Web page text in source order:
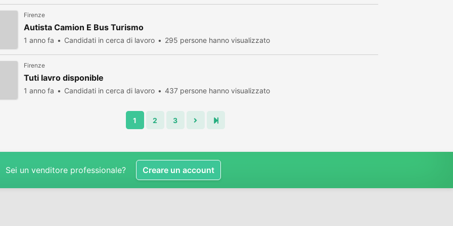
Firenze
Autista Camion E Bus Turismo
1 anno fa Candidati in cerca di lavoro 295 persone hanno visualizzato
Firenze
Tuti lavro disponible
1 anno fa Candidati in cerca di lavoro 437 persone hanno visualizzato
1 2 3
Sei un venditore professionale? Creare un account